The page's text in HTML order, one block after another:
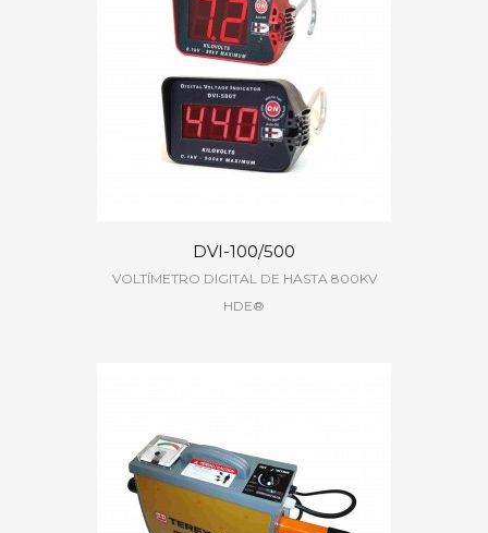
DVI-100/500
VOLTÍMETRO DIGITAL DE HASTA 800KV
HDE®